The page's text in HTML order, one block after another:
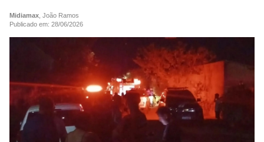
Midiamax , João Ramos
Publicado em: 28/06/2026